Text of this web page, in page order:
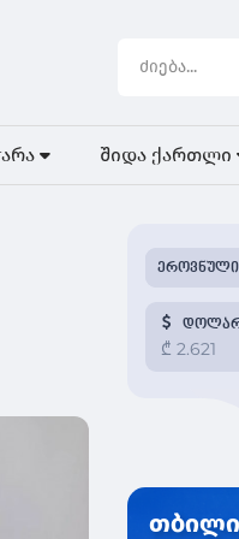
შიდა ქართლი